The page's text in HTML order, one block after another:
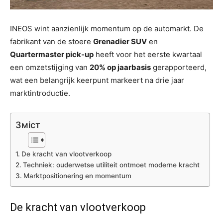
INEOS wint aanzienlijk momentum op de automarkt. De
fabrikant van de stoere Grenadier SUV en
Quartermaster pick-up heeft voor het eerste kwartaal
een omzetstijging van 20% op jaarbasis gerapporteerd,
wat een belangrijk keerpunt markeert na drie jaar
marktintroductie.
Зміст
De kracht van vlootverkoop
Techniek: ouderwetse utiliteit ontmoet moderne kracht
Marktpositionering en momentum
De kracht van vlootverkoop